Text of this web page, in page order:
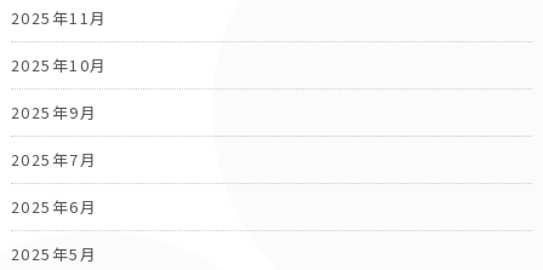
2025年11月
2025年10月
2025年9月
2025年7月
2025年6月
2025年5月